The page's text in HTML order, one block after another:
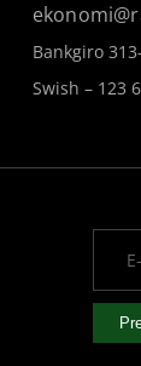
Bankgiro
Swish – 123